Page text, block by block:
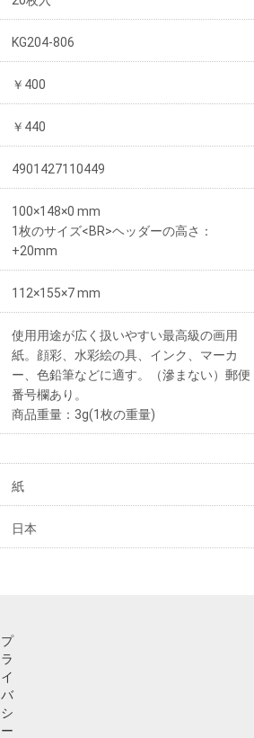
KG204-806
￥400
￥440
4901427110449
100×148×0 mm
1枚のサイズ<BR>ヘッダーの高さ：
+20mm
112×155×7 mm
使用用途が広く扱いやすい最高級の画用
紙。顔彩、水彩絵の具、インク、マーカ
ー、色鉛筆などに適す。（滲まない）郵便
番号欄あり。
商品重量：3g(1枚の重量)
紙
日本
プ
ラ
イ
バ
シ
ー